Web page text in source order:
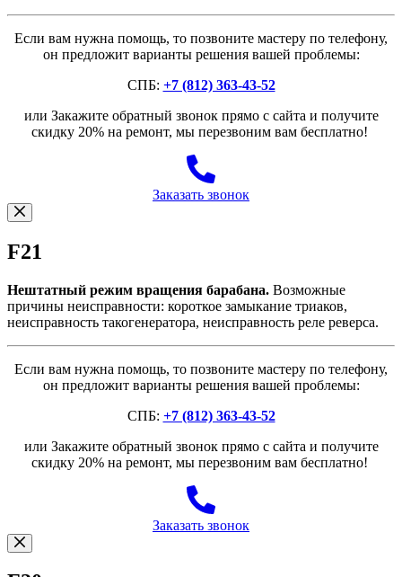
Если вам нужна помощь, то позвоните мастеру по телефону,
он предложит варианты решения вашей проблемы:
СПБ: +7 (812) 363-43-52
или Закажите обратный звонок прямо с сайта и получите
скидку 20% на ремонт, мы перезвоним вам бесплатно!
Заказать звонок
F21
Нештатный режим вращения барабана. Возможные
причины неисправности: короткое замыкание триаков,
неисправность такогенератора, неисправность реле реверса.
Если вам нужна помощь, то позвоните мастеру по телефону,
он предложит варианты решения вашей проблемы:
СПБ: +7 (812) 363-43-52
или Закажите обратный звонок прямо с сайта и получите
скидку 20% на ремонт, мы перезвоним вам бесплатно!
Заказать звонок